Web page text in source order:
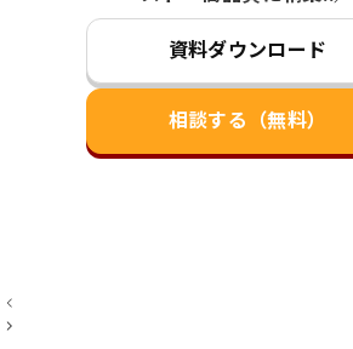
資料ダウンロード
相談する（無料）
投
稿